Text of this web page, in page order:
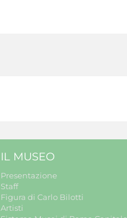
IL MUSEO
Presentazione
Staff
Figura di Carlo Bilotti
Artisti